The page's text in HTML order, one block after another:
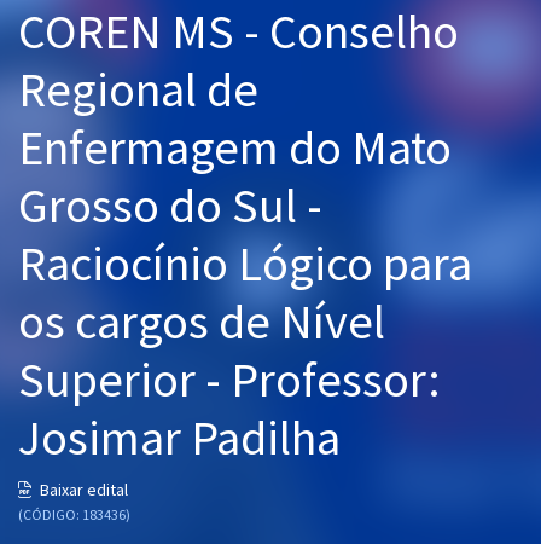
Cursos 20% OFF
Pós
Graduação
OAB
Mentorias
Aprovados
Atendimento
COREN MS - Conselho
Regional de
Enfermagem do Mato
Grosso do Sul -
Raciocínio Lógico para
os cargos de Nível
Superior - Professor:
Josimar Padilha
Baixar edital
(CÓDIGO: 183436)